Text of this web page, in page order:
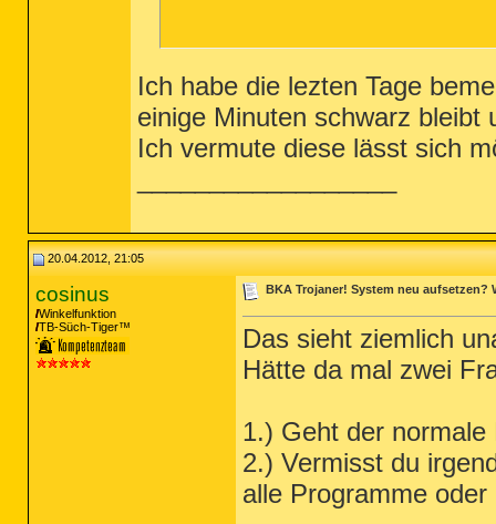
Ich habe die lezten Tage
einige Minuten schwarz bleibt
Ich vermute diese lässt sich
20.04.2012, 21:05
cosinus
Winkelfunktion
TB-Süch-Tiger™
BKA Trojaner! System neu aufsetzen?
Das sieht ziemlich
Hätte da mal zwei
1.) Geht der
2.) Vermisst du
alle Programme